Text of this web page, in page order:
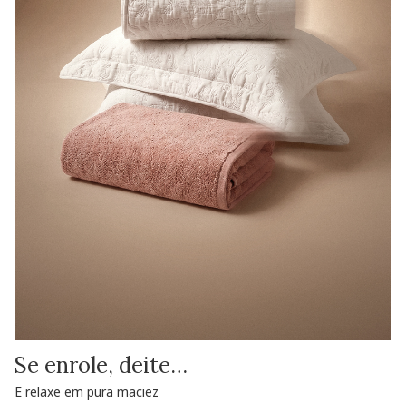
Se enrole, deite…
E relaxe em pura maciez